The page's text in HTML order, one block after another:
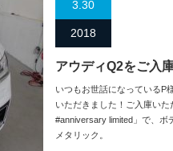
3.30
2018
アウディQ2をご入
いつもお世話になっているP
いただきました！ご入庫い
#anniversary limited」で、ボ
メタリック。